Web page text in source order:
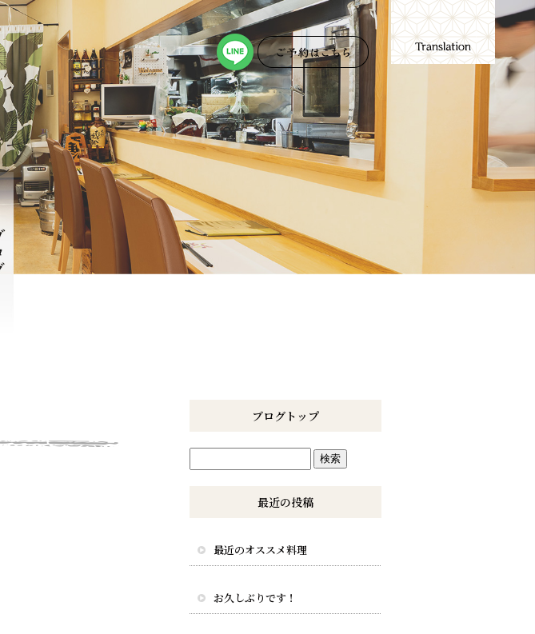
ブログトップ
最近の投稿
最近のオススメ料理
お久しぶりです！